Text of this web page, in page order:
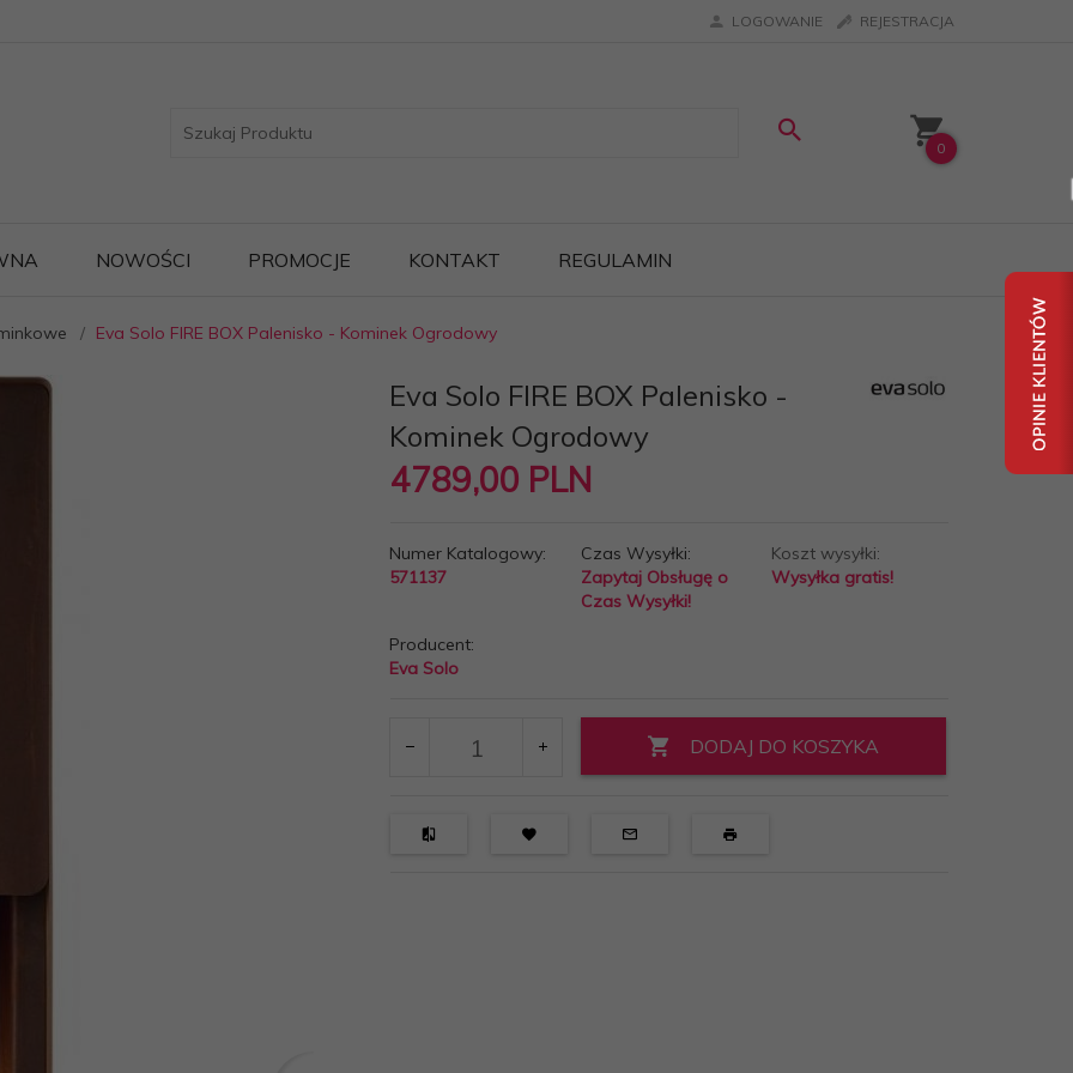
LOGOWANIE REJESTRACJA
0
NOWOŚCI PROMOCJE KONTAKT REGULAMIN
Eva Solo FIRE BOX Palenisko - Kominek Ogrodowy
Eva Solo FIRE BOX Palenisko -
Kominek Ogrodowy
4789,00 PLN
Numer Katalogowy:
571137
Czas Wysyłki:
Zapytaj Obsługę o
Czas Wysyłki!
Koszt wysyłki:
Wysyłka gratis!
Producent:
Eva Solo
DODAJ DO KOSZYKA